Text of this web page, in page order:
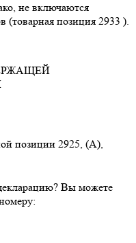
не включаются
позиция 2933 ).
позиции 2925, (А),
Вы можете